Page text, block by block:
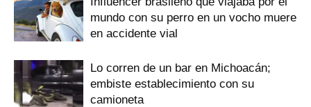
mundo con su perro en un vocho muere
en accidente vial
Lo corren de un bar en Michoacán;
embiste establecimiento con su
camioneta